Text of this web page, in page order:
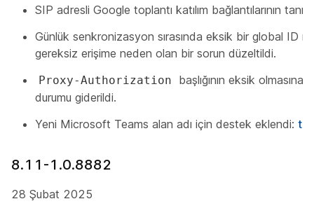
SIP adresli Google toplantı katılım bağlantılarının
Günlük senkronizasyon sırasında eksik bir global ID
gereksiz erişime neden olan bir sorun düzeltildi.
Proxy-Authorization
başlığının eksik
durumu giderildi.
Yeni Microsoft Teams alan adı için destek eklendi:
8.11-1.0.8882
28 Şubat 2025